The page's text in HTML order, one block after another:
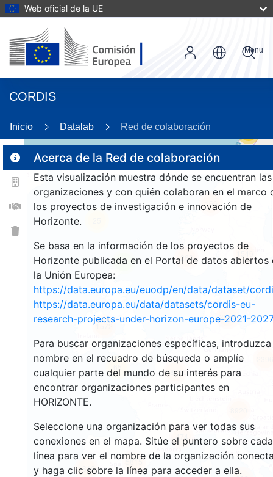
Web oficial de la UE
CORDIS
Menu
Inicio Datalab Red de colaboración
Acerca de la Red de colaboración
Esta visualización muestra dónde se encuentran las
organizaciones y con quién colaboran en el marco
los proyectos de investigación e innovación de
Horizonte.
Se basa en la información de los proyectos de
Horizonte publicada en el Portal de datos abiertos
la Unión Europea:
https://data.europa.eu/euodp/en/data/dataset/
https://data.europa.eu/data/datasets/cordis-eu-
research-projects-under-horizon-europe-2021-2027
Para buscar organizaciones específicas, introduzca
nombre en el recuadro de búsqueda o amplíe
cualquier parte del mundo de su interés para
encontrar organizaciones participantes en
HORIZONTE.
Seleccione una organización para ver todas sus
conexiones en el mapa. Sitúe el puntero sobre cada
línea para ver el nombre de la organización
y haga clic sobre la línea para acceder a ella.
9
166
263
1816
5815
65
474
3556
1572
18710
1546